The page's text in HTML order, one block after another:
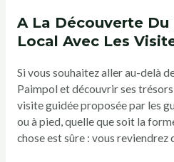
A La Découverte
Local Avec Les
Si vous souhaitez aller au-delà
Paimpol et découvrir ses
visite guidée proposée par les
ou à pied, quelle que soit la
chose est sûre : vous reviendrez